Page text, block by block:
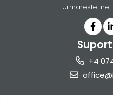
Urmareste-ne
+4